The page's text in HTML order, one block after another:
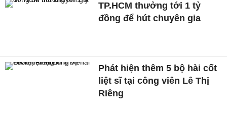
TP.HCM thưởng tới 1 tỷ
đồng để hút chuyên gia
Phát hiện thêm 5 bộ hài cốt
liệt sĩ tại công viên Lê Thị
Riêng